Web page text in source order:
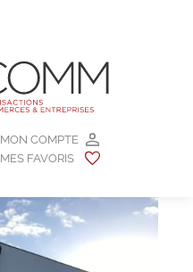
MON COMPTE
MES FAVORIS